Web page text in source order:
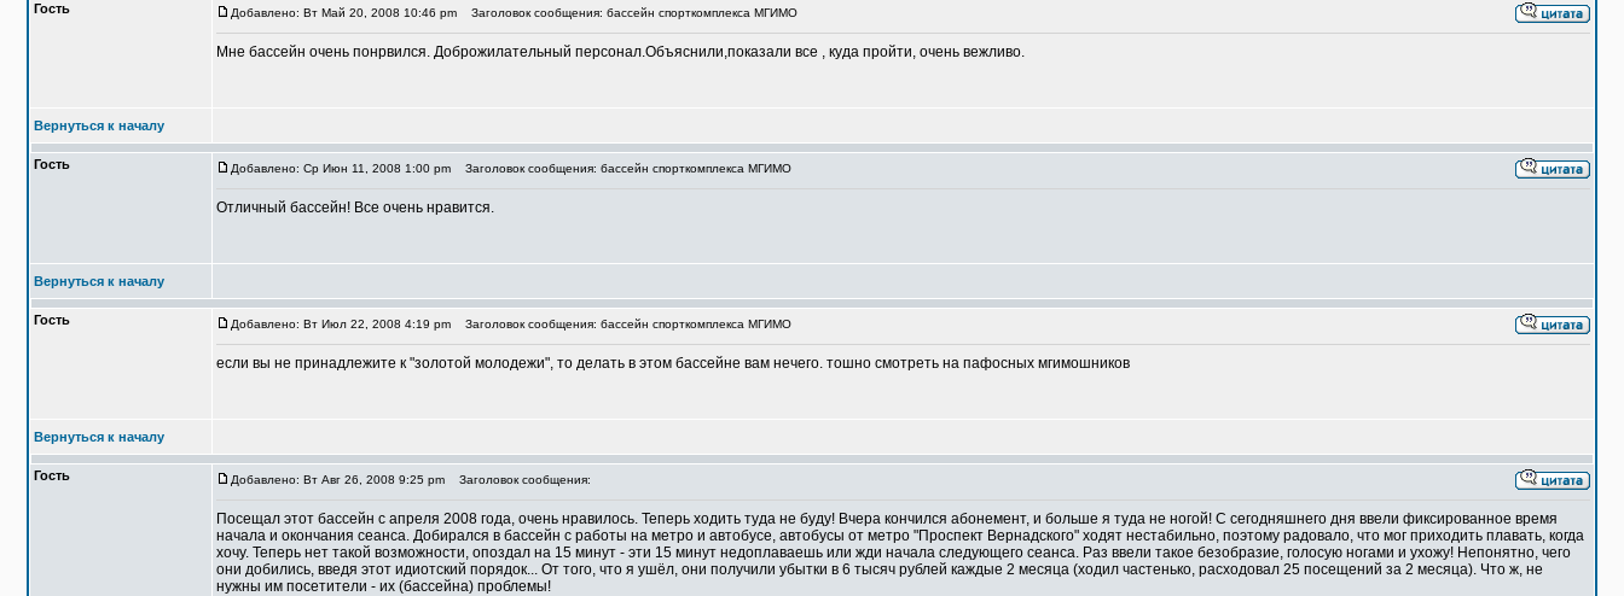
Гость Добавлено: Вт Май 20, 2008 10:46 pm Заголовок сообщения: бассейн спорткомплекса МГИМО
Мне бассейн очень понрвился. Доброжилательный персонал.Объяснили,показали все , куда пройти, очень вежливо.
Вернуться к началу
Гость Добавлено: Ср Июн 11, 2008 1:00 pm Заголовок сообщения: бассейн спорткомплекса МГИМО
Отличный бассейн! Все очень нравится.
Вернуться к началу
Гость Добавлено: Вт Июл 22, 2008 4:19 pm Заголовок сообщения: бассейн спорткомплекса МГИМО
если вы не принадлежите к "золотой молодежи", то делать в этом бассейне вам нечего. тошно смотреть на пафосных мгимошников
Вернуться к началу
Гость Добавлено: Вт Авг 26, 2008 9:25 pm Заголовок сообщения:
Посещал этот бассейн с апреля 2008 года, очень нравилось. Теперь ходить туда не буду! Вчера кончился абонемент, и больше я туда не ногой! С сегодняшнего дня ввели фиксированное время
начала и окончания сеанса. Добирался в бассейн с работы на метро и автобусе, автобусы от метро "Проспект Вернадского" ходят нестабильно, поэтому радовало, что мог приходить плавать, когда
хочу. Теперь нет такой возможности, опоздал на 15 минут - эти 15 минут недоплаваешь или жди начала следующего сеанса. Раз ввели такое безобразие, голосую ногами и ухожу! Непонятно, чего
они добились, введя этот идиотский порядок... От того, что я ушёл, они получили убытки в 6 тысяч рублей каждые 2 месяца (ходил частенько, расходовал 25 посещений за 2 месяца). Что ж, не
нужны им посетители - их (бассейна) проблемы!